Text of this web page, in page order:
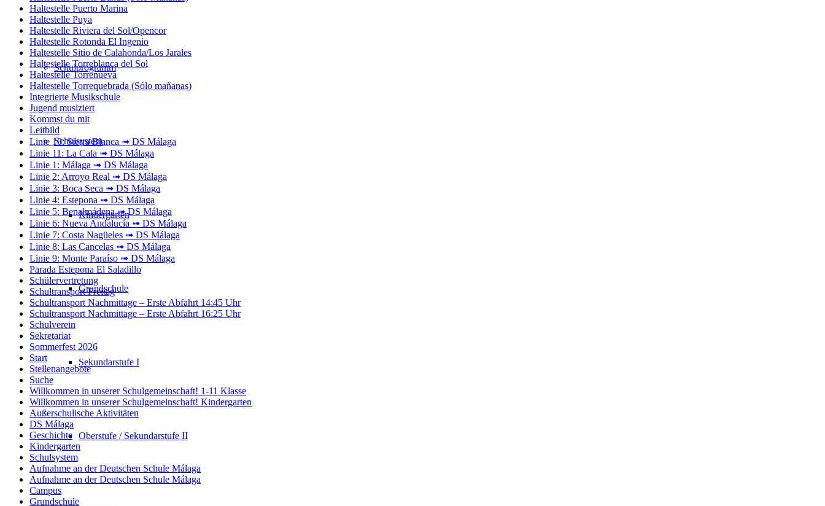
Schulprogramm
Schulsystem
Kindergarten
Grundschule
Sekundarstufe I
Oberstufe / Sekundarstufe II
Haltestelle Puerto Marina
Haltestelle Puya
Haltestelle Riviera del Sol/Opencor
Haltestelle Rotonda El Ingenio
Haltestelle Sitio de Calahonda/Los Jarales
Haltestelle Torreblanca del Sol
Haltestelle Torrenueva
Haltestelle Torrequebrada (Sólo mañanas)
Integrierte Musikschule
Jugend musiziert
Kommst du mit
Leitbild
Linie 10: Sierra Blanca ➟ DS Málaga
Linie 11: La Cala ➟ DS Málaga
Linie 1: Málaga ➟ DS Málaga
Linie 2: Arroyo Real ➟ DS Málaga
Linie 3: Boca Seca ➟ DS Málaga
Linie 4: Estepona ➟ DS Málaga
Linie 5: Benalmádena ➟ DS Málaga
Linie 6: Nueva Andalucía ➟ DS Málaga
Linie 7: Costa Nagüeles ➟ DS Málaga
Linie 8: Las Cancelas ➟ DS Málaga
Linie 9: Monte Paraíso ➟ DS Málaga
Parada Estepona El Saladillo
Schülervertretung
Schultransport Freitag
Schultransport Nachmittage – Erste Abfahrt 14:45 Uhr
Schultransport Nachmittage – Erste Abfahrt 16:25 Uhr
Schulverein
Sekretariat
Sommerfest 2026
Start
Stellenangebote
Suche
Willkommen in unserer Schulgemeinschaft! 1-11 Klasse
Willkommen in unserer Schulgemeinschaft! Kindergarten
Außerschulische Aktivitäten
DS Málaga
Geschichte
Kindergarten
Schulsystem
Aufnahme an der Deutschen Schule Málaga
Aufnahme an der Deutschen Schule Málaga
Campus
Grundschule